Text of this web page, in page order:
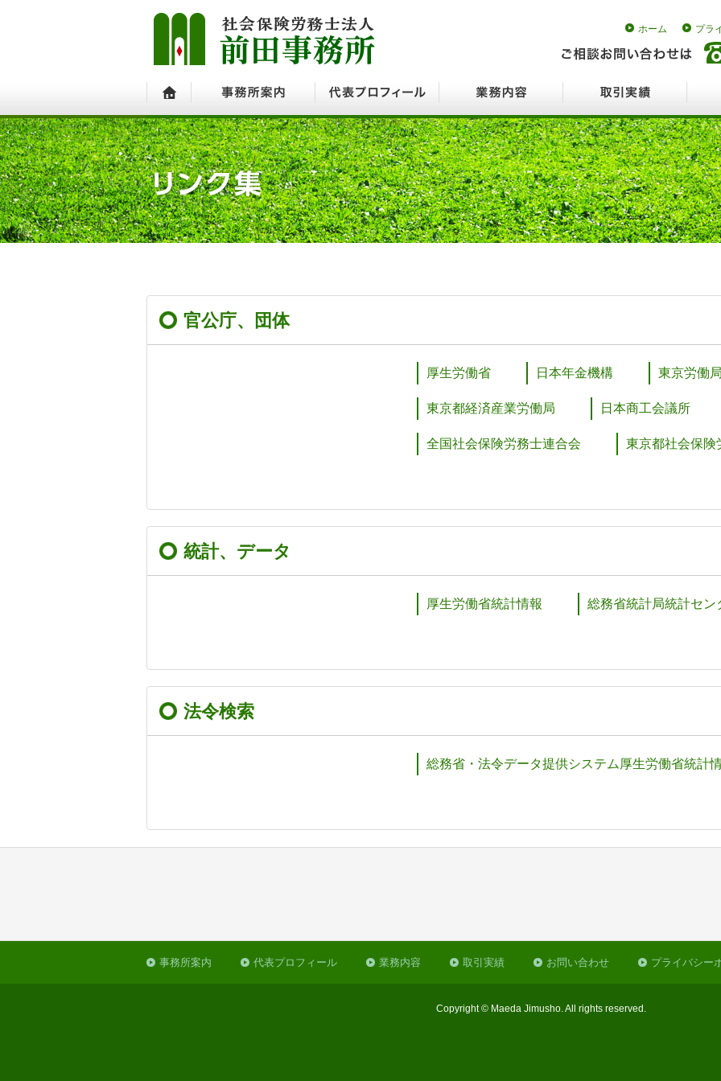
ホーム
プラ
ホーム 事務所案内 代表プロフィール 業務内容 取引実績 採用
官公庁、団体
厚生労働省 日本年金機構 東京労働局
東京都経済産業労働局 日本商工会議所
全国社会保険労務士連合会 東京都社会保険
統計、データ
厚生労働省統計情報 総務省統計局統計セン
法令検索
総務省・法令データ提供システム厚生労働省統計
事務所案内 代表プロフィール 業務内容 取引実績 お問い合わせ プライバシー
Copyright © Maeda Jimusho. All rights reserved.